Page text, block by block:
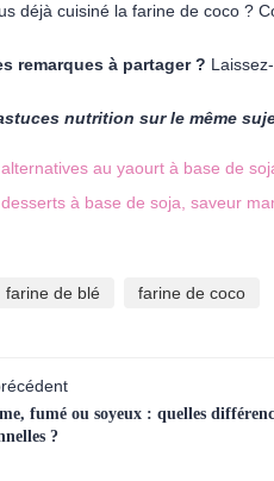
déjà cuisiné la farine de coco ?
remarques à partager ?
nutrition sur le même
au yaourt à base de
à base de soja, saveur
farine de blé farine de coco
fumé ou soyeux : quelles
?